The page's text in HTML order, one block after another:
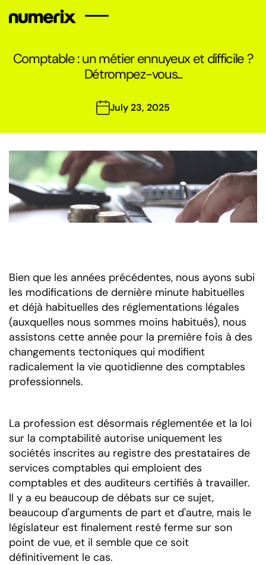
Notre équipe
Services de
Conseil fiscal
Services de bilan de
santé fiscal
Enregistrement des
entreprises
Services de paie en
Due diligence
financière et juridique
Opérations de
paiement et services
bancaires
électroniques
Rédaction d'un
rapport sur les prix de
transfert
Juricomptabilité
Comptable : un métier ennuyeux et difficile ?
Détrompez-vous...
July 23, 2025
Bien que les années précédentes, nous ayons subi
les modifications de dernière minute habituelles
et déjà habituelles des réglementations légales
(auxquelles nous sommes moins habitués), nous
assistons cette année pour la première fois à des
changements tectoniques qui modifient
radicalement la vie quotidienne des comptables
professionnels.
La profession est désormais réglementée et la loi
sur la comptabilité autorise uniquement les
sociétés inscrites au registre des prestataires de
services comptables qui emploient des
comptables et des auditeurs certifiés à travailler.
Il y a eu beaucoup de débats sur ce sujet,
beaucoup d'arguments de part et d'autre, mais le
législateur est finalement resté ferme sur son
point de vue, et il semble que ce soit
définitivement le cas.